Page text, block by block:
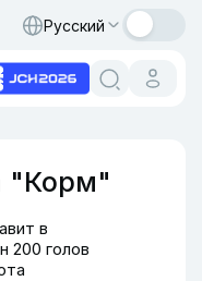
Русский
"Корм"
в
200 голов